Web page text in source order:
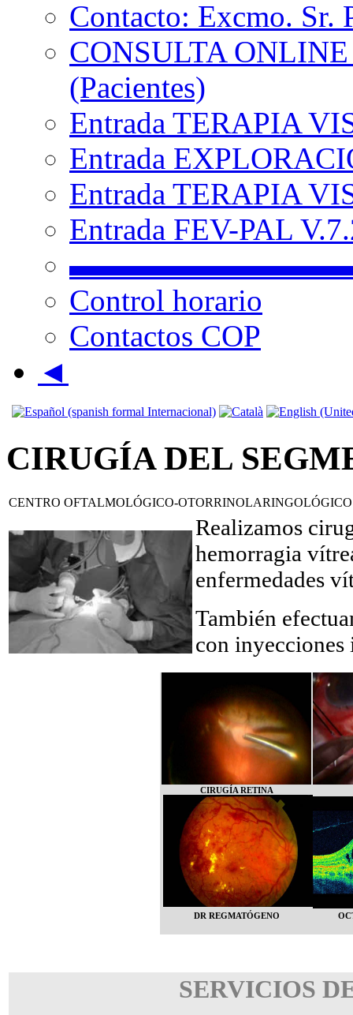
Contacto: Excmo. Sr.
CONSULTA
(Pacientes)
Entrada TERAPIA
Entrada
Entrada TERAPIA
Entrada FEV-PAL
Control horario
Contactos COP
◄
CIRUGÍA DEL
CENTRO OFTALMOLÓGICO-OTORRINOLARINGOLÓGICO
Realizamos
hemorragia
enfermedades
También
con inyecciones
CIRUGÍA RETINA
DR REGMATÓGENO
SERVICIOS